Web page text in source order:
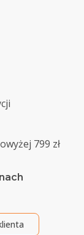
799 zł